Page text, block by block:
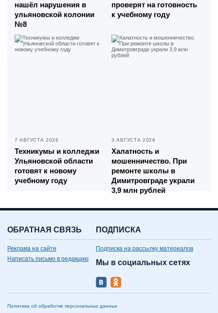
нашёл нарушения в
ульяновской колонии
№8
проверят на готовность
к учебному году
7 АВГУСТА 2026
Техникумы и колледжи
Ульяновской области
готовят к новому
учебному году
3 АВГУСТА 2026
Халатность и
мошенничество. При
ремонте школы в
Димитровграде украли
3,9 млн рублей
ОБРАТНАЯ СВЯЗЬ
Реклама на сайте
Написать письмо в редакцию
ПОДПИСКА
Подписка на рассылку материалов
Мы в социальных сетях
Политика об обработке персональных данных